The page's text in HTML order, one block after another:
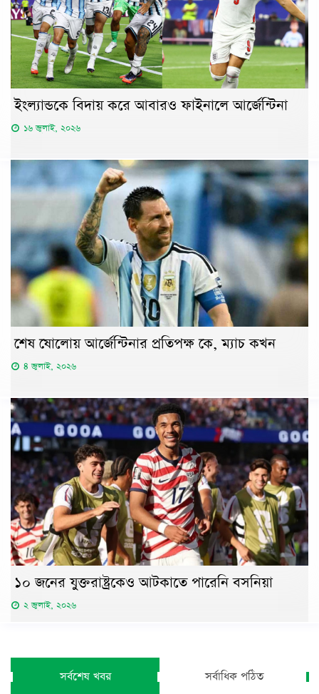
ইংল্যান্ডকে বিদায় করে আবারও ফাইনালে আর্জেন্টিনা
১৬ জুলাই, ২০২৬
শেষ ষোলোয় আর্জেন্টিনার প্রতিপক্ষ কে, ম্যাচ কখন
৪ জুলাই, ২০২৬
১০ জনের যুক্তরাষ্ট্রকেও আটকাতে পারেনি বসনিয়া
২ জুলাই, ২০২৬
সর্বশেষ খবর সর্বাধিক পঠিত